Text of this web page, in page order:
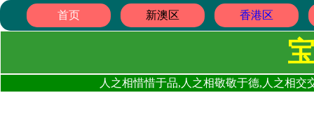
首页 新澳区 香港区
人之相惜惜于品,人之相敬敬于德,人之相